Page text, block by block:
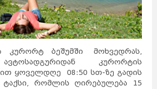
კურორტ ბეშუმში მოხვედრას,
კურორტის
ყოველდღე 08:50 სთ-ზე გადის
ტაქსი, რომლის ღირებულება 15